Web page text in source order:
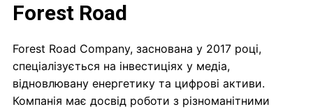
Forest Road
Forest Road Company, заснована у 2017 році,
спеціалізується на інвестиціях у медіа,
відновлювану енергетику та цифрові активи.
Компанія має досвід роботи з різноманітними